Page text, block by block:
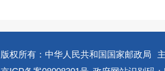
版权所有：中华人民共和国国家邮政局